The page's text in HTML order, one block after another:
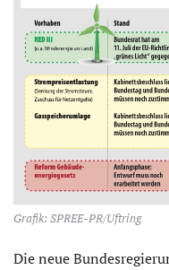
Grafik: SPREE-PR/Uftring
Die neue